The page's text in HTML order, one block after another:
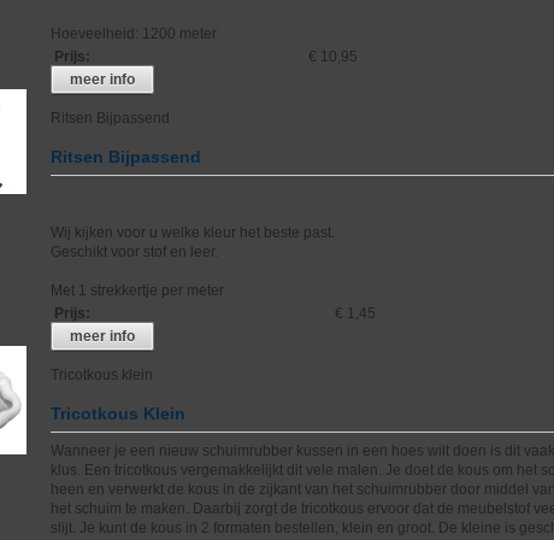
Hoeveelheid: 1200 meter
Prijs:
€ 10,95
meer info
Ritsen Bijpassend
Ritsen Bijpassend
Wij kijken voor u welke kleur het beste past.
Geschikt voor stof en leer.
Met 1 strekkertje per meter
Prijs:
€ 1,45
meer info
Tricotkous klein
Tricotkous Klein
Wanneer je een nieuw schuimrubber kussen in een hoes wilt doen is dit
klus. Een tricotkous vergemakkelijkt dit vele malen. Je doet de kous om het
heen en verwerkt de kous in de zijkant van het schuimrubber door middel
het schuim te maken. Daarbij zorgt de tricotkous ervoor dat de meubelstof
slijt. Je kunt de kous in 2 formaten bestellen, klein en groot. De kleine is